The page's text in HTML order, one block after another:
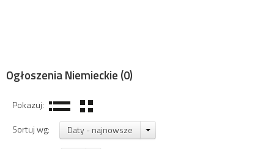
Ogłoszenia Niemieckie (0)
Pokazuj:
Sortuj wg:
Daty - najnowsze